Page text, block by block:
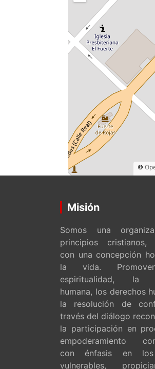
©
Misión
Somos una
principios cristianos,
con una concepción
la vida.
espiritualidad, la
humana, los derechos
la resolución de
través del diálogo
la participación en
empoderamiento
con énfasis en
vulnerables,